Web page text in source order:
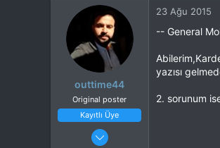
outtime44
Original poster
Kayıtlı Üye
3 Şub 2015
23 Ağu 2015
-- General
yazısı
2. sorunum